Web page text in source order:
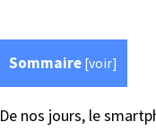
Sommaire [voir]
De nos jours, le